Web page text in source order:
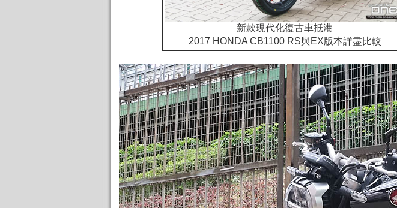
新款現代化復古車抵港
2017 HONDA CB1100 RS與EX版本詳盡比較